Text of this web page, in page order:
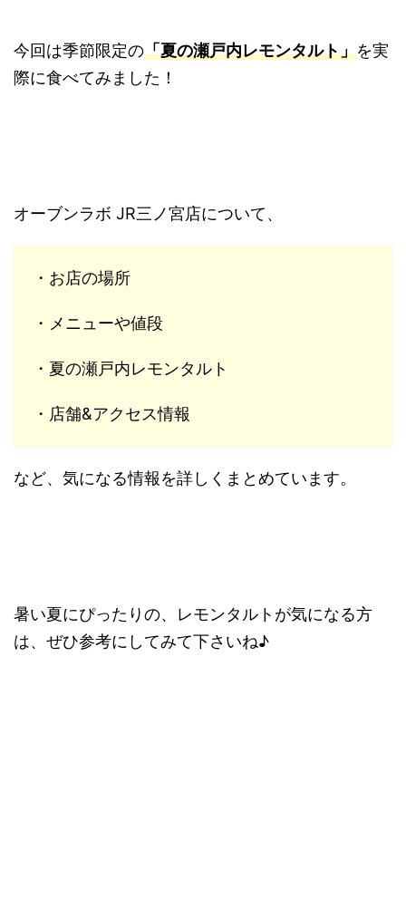
今回は季節限定の「夏の瀬戸内レモンタルト」を実
際に食べてみました！
オーブンラボ JR三ノ宮店について、
・お店の場所
・メニューや値段
・夏の瀬戸内レモンタルト
・店舗&アクセス情報
など、気になる情報を詳しくまとめています。
暑い夏にぴったりの、レモンタルトが気になる方
は、ぜひ参考にしてみて下さいね♪